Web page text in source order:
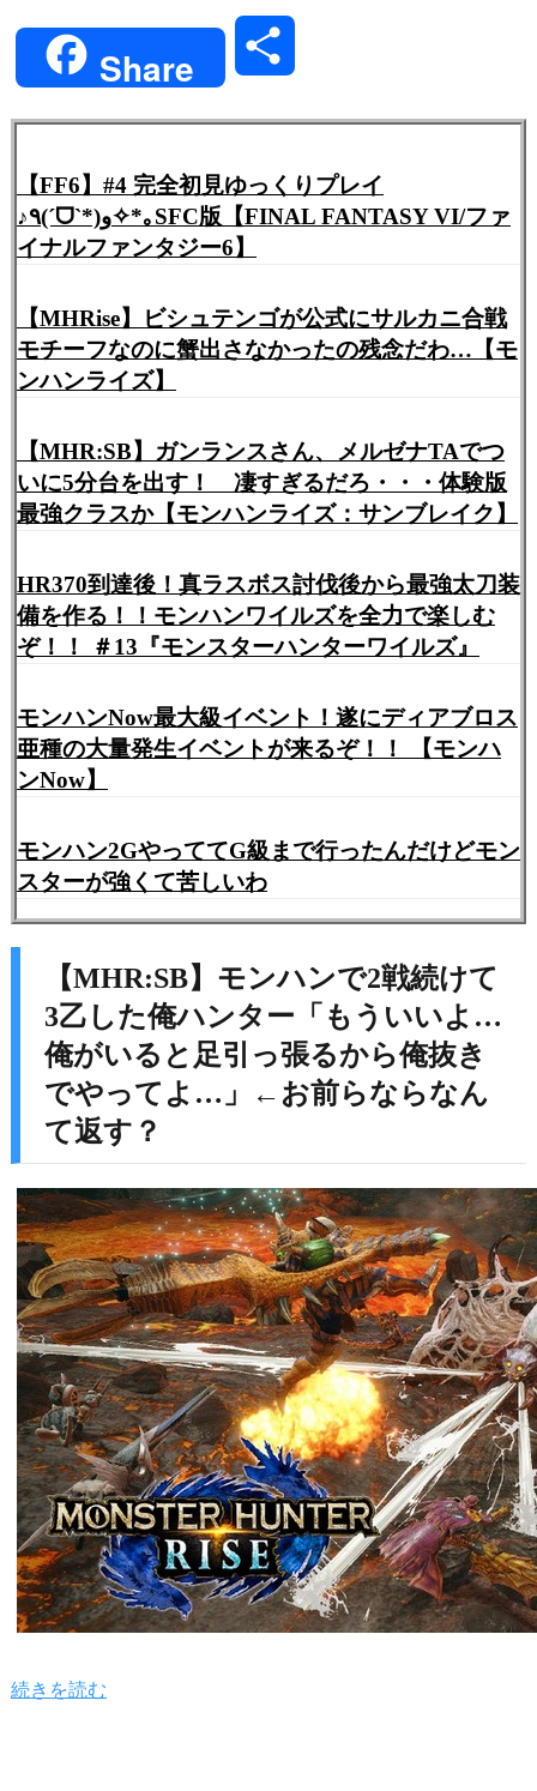
Share
【FF6】#4 完全初見ゆっくりプレイ
♪٩(ˊᗜˋ*)و✧*｡SFC版【FINAL FANTASY VI/ファ
イナルファンタジー6】
【MHRise】ビシュテンゴが公式にサルカニ合戦
モチーフなのに蟹出さなかったの残念だわ…【モ
ンハンライズ】
【MHR:SB】ガンランスさん、メルゼナTAでつ
いに5分台を出す！ 凄すぎるだろ・・・体験版
最強クラスか【モンハンライズ：サンブレイク】
HR370到達後！真ラスボス討伐後から最強太刀装
備を作る！！モンハンワイルズを全力で楽しむ
ぞ！！ ＃13『モンスターハンターワイルズ』
モンハンNow最大級イベント！遂にディアブロス
亜種の大量発生イベントが来るぞ！！ 【モンハ
ンNow】
モンハン2GやっててG級まで行ったんだけどモン
スターが強くて苦しいわ
【MHR:SB】モンハンで2戦続けて
3乙した俺ハンター「もういいよ…
俺がいると足引っ張るから俺抜き
でやってよ…」←お前らならなん
て返す？
続きを読む